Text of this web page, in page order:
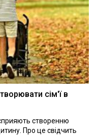
сім'ї в
сприяють створенню
Про це свідчить